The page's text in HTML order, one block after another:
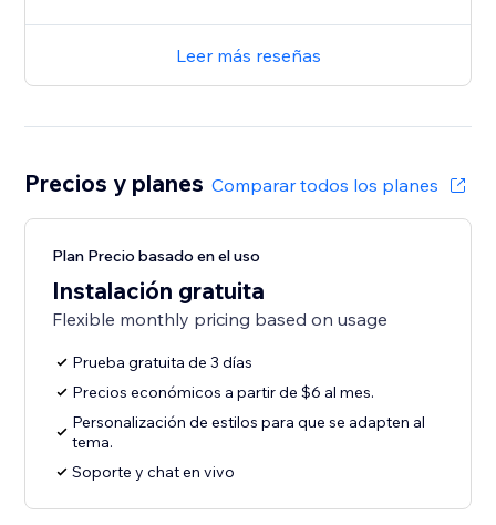
Leer más reseñas
Precios y planes Comparar todos los planes
Plan Precio basado en el uso
Instalación gratuita
Flexible monthly pricing based on usage
Prueba gratuita de 3 días
Precios económicos a partir de $6 al mes.
Personalización de estilos para que se adapten al
tema.
Soporte y chat en vivo